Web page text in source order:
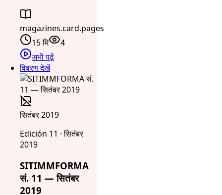
magazines.card.pages
15 मि
4
अभी पढ़ें
विवरण देखें
सितंबर 2019
Edición 11 · सितंबर
2019
SITIMMFORMA
सं. 11 — सितंबर
2019